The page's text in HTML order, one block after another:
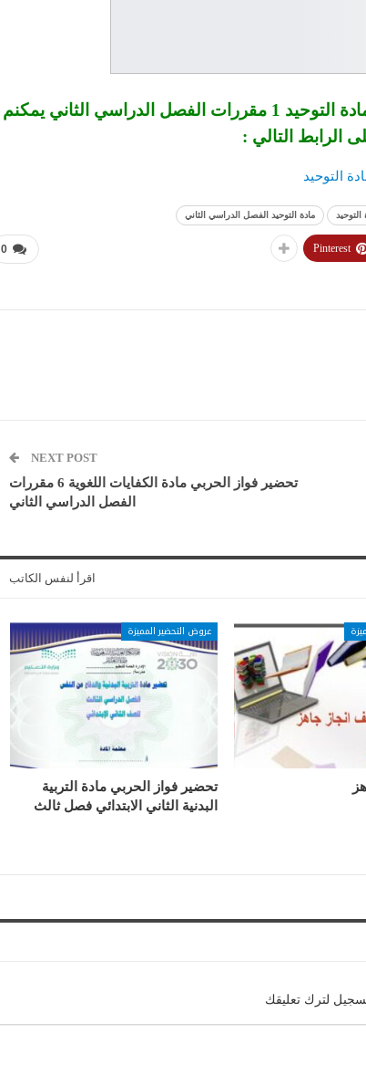
للتحميل والحصول على تحضير فواز الحربي مادة التوحيد 1 مقررات الفصل الدراسي الثاني يمكنم
الرابط التالي :
التوحيد
مادة التوحيد الفصل الدراسي الثاني
0 Pinterest
NEXT POST
تحضير فواز الحربي مادة الكفايات اللغوية 6 مقررات
الفصل الدراسي الثاني
اقرأ لنفس الكاتب
عروض التحضير المميزة
تحضير فواز الحربي مادة التربية
البدنية الثاني الابتدائي فصل ثالث
لترك تعليقك